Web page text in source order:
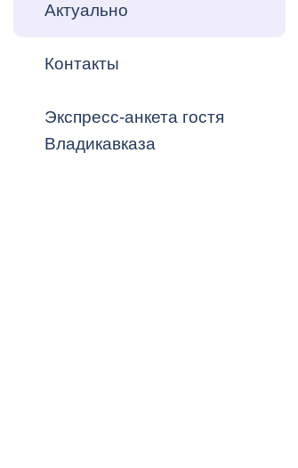
Актуально
Контакты
Экспресс-анкета гостя
Владикавказа